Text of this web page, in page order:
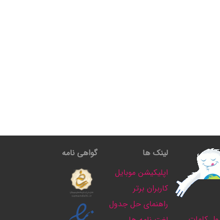
لینک ها
اپلیکیشن موبایل
کاربران برتر
راهنمای حل جدول
گواهی نامه